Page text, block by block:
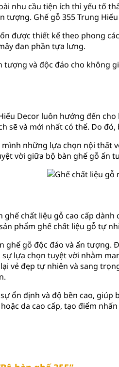
nhu cầu tiện ích thì yếu tố
tượng. Ghế gỗ 355 Trung
được thiết kế theo phong
đan phần tựa lưng.
và độc đáo cho không
Decor luôn hướng đến
sẽ và mới nhất có thể. Do
những lựa chọn nội
vời giữa bộ bàn ghế gỗ ấn
chất liệu gỗ cao cấp
phẩm ghế chất liệu gỗ tự
ghế gỗ độc đáo và ấn
sự lựa chọn tuyệt vời nhằm
vẻ đẹp tự nhiên và sang
ổn định và độ bền cao,
da cao cấp, tạo điểm